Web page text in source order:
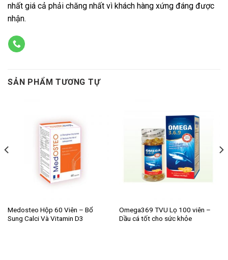
nhất giá cả phải chăng nhất vì khách hàng xứng đáng được
nhận.
SẢN PHẨM TƯƠNG TỰ
Medosteo Hộp 60 Viên – Bổ
Sung Calci Và Vitamin D3
Omega369 TVU Lọ 100 viên –
Dầu cá tốt cho sức khỏe